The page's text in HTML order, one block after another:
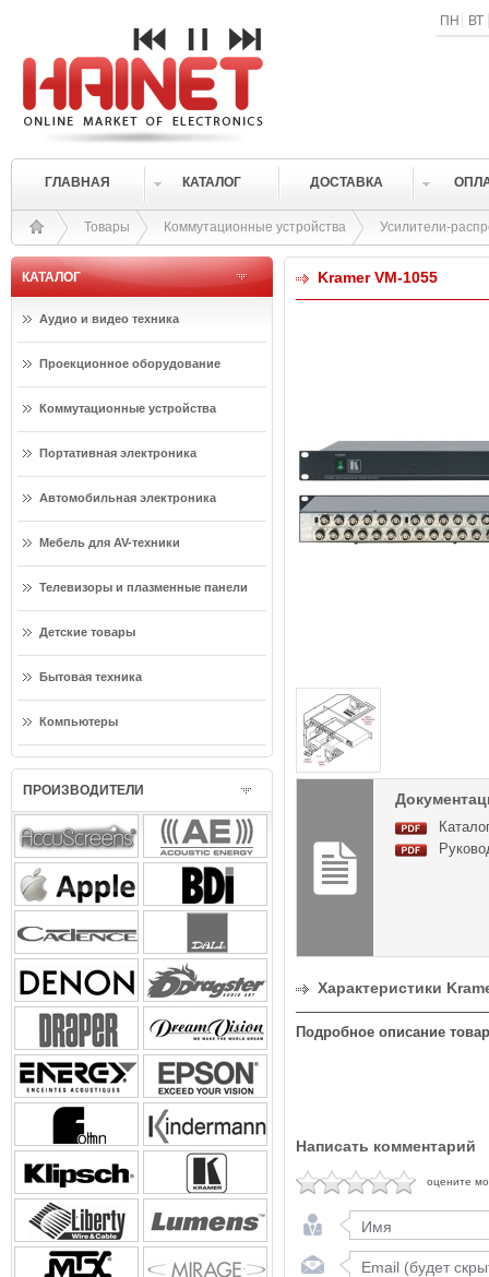
ПН ВТ
ГЛАВНАЯ КАТАЛОГ ДОСТАВКА
Товары Коммутационные устройства Усилители-
КАТАЛОГ
Аудио и видео техника
Проекционное оборудование
Коммутационные устройства
Портативная электроника
Автомобильная электроника
Мебель для AV-техники
Телевизоры и плазменные панели
Детские товары
Бытовая техника
Компьютеры
ПРОИЗВОДИТЕЛИ
Kramer VM-1055
Характеристики
Подробное описание
Написать комментарий
оцените